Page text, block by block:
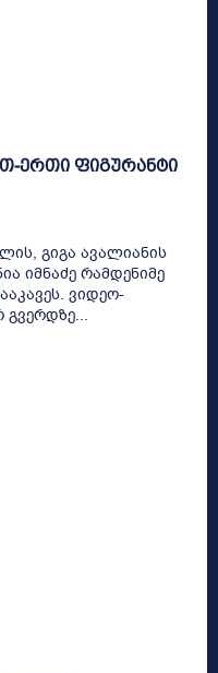
ერთი ფიგურანტი
გიგა ავალიანის
იმნაძე რამდენიმე
ვიდეო-
გვერდზე...